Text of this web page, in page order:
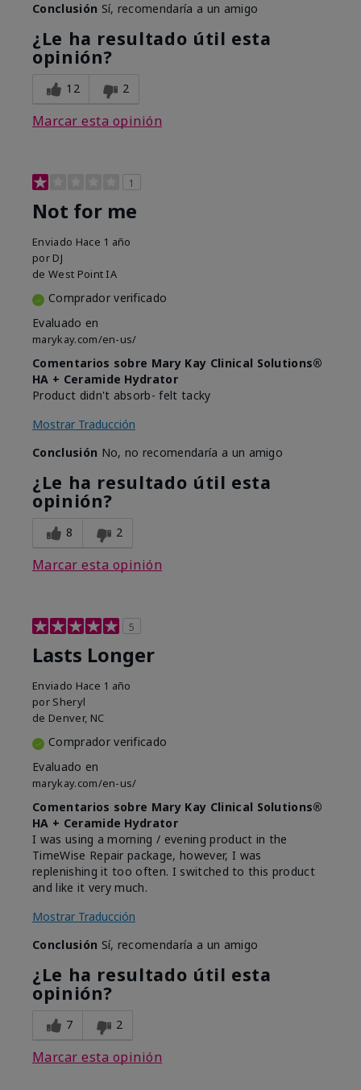
Conclusión Sí, recomendaría a un amigo
¿Le ha resultado útil esta
opinión?
12 2
Marcar esta opinión
1
Not for me
Enviado Hace 1 año
por DJ
de West Point IA
Comprador verificado
Evaluado en
marykay.com/en-us/
Comentarios sobre Mary Kay Clinical Solutions®
HA + Ceramide Hydrator
Product didn't absorb- felt tacky
Mostrar Traducción
Conclusión No, no recomendaría a un amigo
¿Le ha resultado útil esta
opinión?
8 2
Marcar esta opinión
5
Lasts Longer
Enviado Hace 1 año
por Sheryl
de Denver, NC
Comprador verificado
Evaluado en
marykay.com/en-us/
Comentarios sobre Mary Kay Clinical Solutions®
HA + Ceramide Hydrator
I was using a morning / evening product in the
TimeWise Repair package, however, I was
replenishing it too often. I switched to this product
and like it very much.
Mostrar Traducción
Conclusión Sí, recomendaría a un amigo
¿Le ha resultado útil esta
opinión?
7 2
Marcar esta opinión